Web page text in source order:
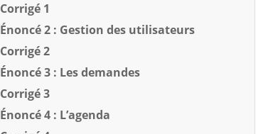
Corrigé 1
Énoncé 2 : Gestion des utilisateurs
Corrigé 2
Énoncé 3 : Les demandes
Corrigé 3
Énoncé 4 : L’agenda